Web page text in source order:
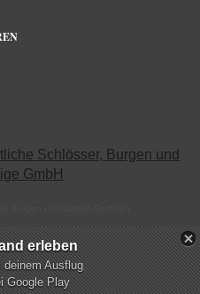
im Netz
erleben
Ausflug
Google Play